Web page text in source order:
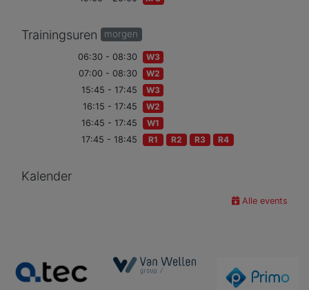
Trainingsuren morgen
06:30 - 08:30
W3
07:00 - 08:30
W2
15:45 - 17:45
W3
16:15 - 17:45
W2
16:45 - 17:45
W1
17:45 - 18:45
R1 R2 R3 R4
Kalender
Alle events